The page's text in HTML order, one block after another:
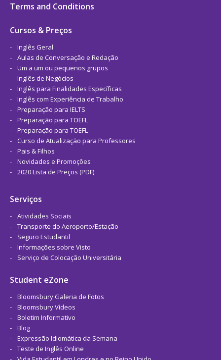
Terms and Conditions
Cursos & Preços
Inglês Geral
Aulas de Conversação e Redação
Um a um ou pequenos grupos
Inglês de Negócios
Inglês para Finalidades Específicas
Inglês com Experiência de Trabalho
Preparação para IELTS
Preparação para TOEFL
Preparação para TOEFL
Curso de Atualização para Professores
Pais & Filhos
Novidades e Promoções
2020 Lista de Preços (PDF)
Serviços
Atividades Sociais
Transporte do Aeroporto/Estação
Seguro Estudantil
Informações sobre Visto
Serviço de Colocação Universitária
Student eZone
Bloomsbury Galeria de Fotos
Bloomsbury Vídeos
Boletim Informativo
Blog
Expressão Idiomática da Semana
Teste de Inglês Online